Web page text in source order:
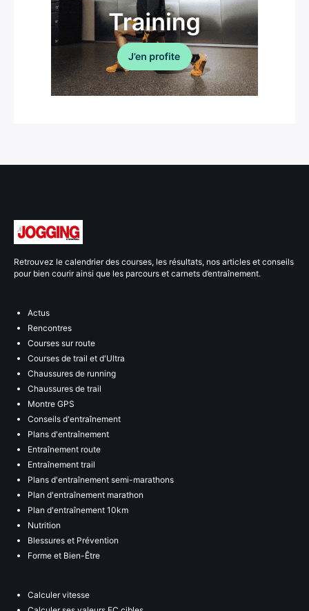
Retrouvez le calendrier des courses, les résultats, nos articles et conseils
pour bien courir ainsi que les parcours et carnets d’entraînement.
Actus
Rencontres
Courses sur route
Courses de trail et d'Ultra
Chaussures de running
Chaussures de trail
Montre GPS
Conseils d'entraînement
Plans d'entraînement
Entraînement route
Entraînement trail
Plans d'entraînement semi-marathons
Plan d'entraînement marathon
Plan d'entraînement 10km
Nutrition
Blessures et Prévention
Forme et Bien-Être
Calculer vitesse